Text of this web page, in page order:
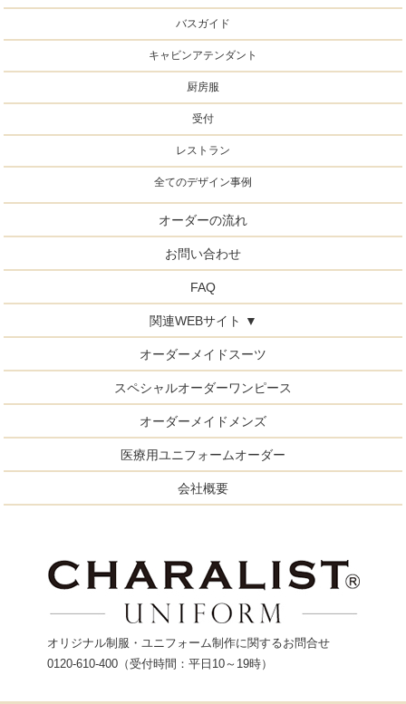
バスガイド
キャビンアテンダント
厨房服
受付
レストラン
全てのデザイン事例
オーダーの流れ
お問い合わせ
FAQ
関連WEBサイト ▼
オーダーメイドスーツ
スペシャルオーダーワンピース
オーダーメイドメンズ
医療用ユニフォームオーダー
会社概要
オリジナル制服・ユニフォーム制作に関するお問合せ
0120-610-400（受付時間：平日10～19時）